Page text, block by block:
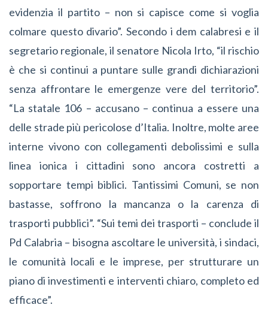
evidenzia il partito – non si capisce come si voglia
colmare questo divario”. Secondo i dem calabresi e il
segretario regionale, il senatore Nicola Irto, “il rischio
è che si continui a puntare sulle grandi dichiarazioni
senza affrontare le emergenze vere del territorio”.
“La statale 106 – accusano – continua a essere una
delle strade più pericolose d’Italia. Inoltre, molte aree
interne vivono con collegamenti debolissimi e sulla
linea ionica i cittadini sono ancora costretti a
sopportare tempi biblici. Tantissimi Comuni, se non
bastasse, soffrono la mancanza o la carenza di
trasporti pubblici”. “Sui temi dei trasporti – conclude il
Pd Calabria – bisogna ascoltare le università, i sindaci,
le comunità locali e le imprese, per strutturare un
piano di investimenti e interventi chiaro, completo ed
efficace”.